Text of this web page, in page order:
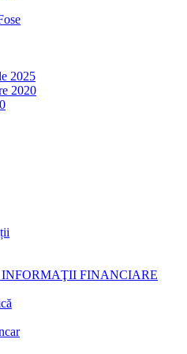
2025
2020
FINANCIARE